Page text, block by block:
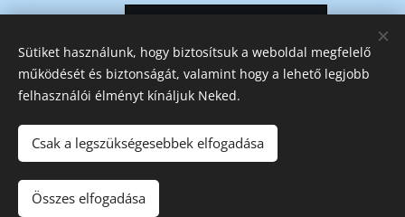
Elfelejtetted jelszavad?
Csevegő Pavilon © Minden jog fenntartva 2023
Jó szórakozást!
Sütiket használunk, hogy biztosítsuk a weboldal megfelelő
működését és biztonságát, valamint hogy a lehető legjobb
felhasználói élményt kínáljuk Neked.
Csak a legszükségesebbek elfogadása
Összes elfogadása